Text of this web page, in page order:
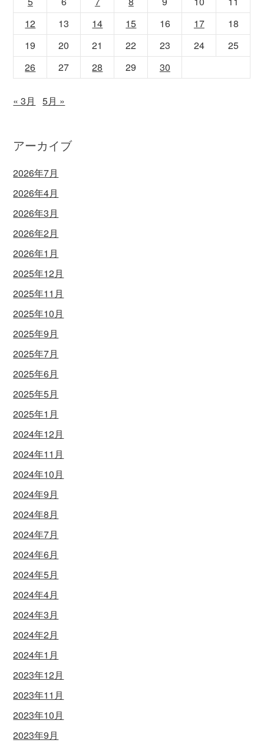
12
13 14 15 16 17
18
19
20 21 22 23 24
25
26
27 28 29 30
« 3月 5月 »
アーカイブ
2026年7月
2026年4月
2026年3月
2026年2月
2026年1月
2025年12月
2025年11月
2025年10月
2025年9月
2025年7月
2025年6月
2025年5月
2025年1月
2024年12月
2024年11月
2024年10月
2024年9月
2024年8月
2024年7月
2024年6月
2024年5月
2024年4月
2024年3月
2024年2月
2024年1月
2023年12月
2023年11月
2023年10月
2023年9月